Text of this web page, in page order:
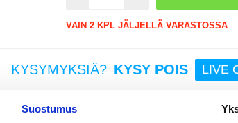
Suostumus
VAIN 2 KPL JÄLJELLÄ VARASTOSSA
KYSYMYKSIÄ? KYSY POIS LIVE